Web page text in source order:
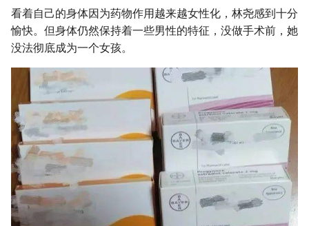
看着自己的身体因为药物作用越来越女性化，林尧感到十分
愉快。但身体仍然保持着一些男性的特征，没做手术前，她
没法彻底成为一个女孩。